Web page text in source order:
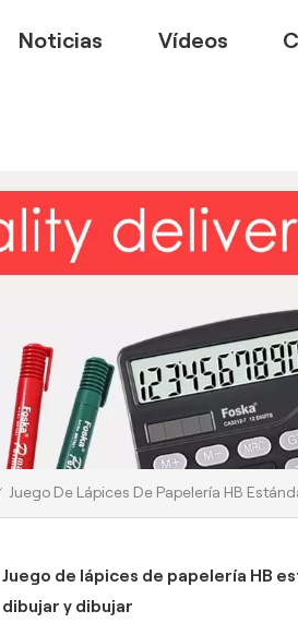
Noticias Vídeos
Juego De Lápices De Papelería HB
Juego de lápices de papelería HB
dibujar y dibujar